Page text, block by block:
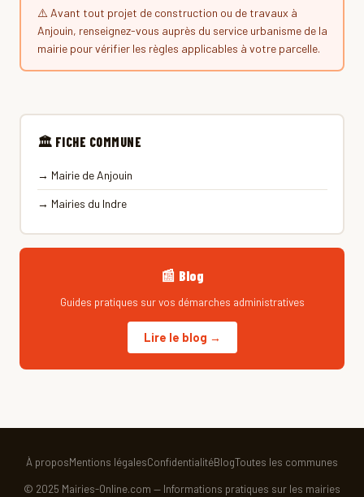
⚠️ Avant tout projet de construction ou de travaux à
Anjouin, renseignez-vous auprès du service urbanisme de la
mairie pour vérifier les règles applicables à votre parcelle.
🏛 FICHE COMMUNE
→ Mairie de Anjouin
→ Mairies du Indre
📰 Blog
Guides pratiques sur vos démarches administratives
Lire le blog →
À proposMentions légalesConfidentialitéBlogToutes les communes
© 2025 Mairies-Online.com — Informations pratiques sur les mairies